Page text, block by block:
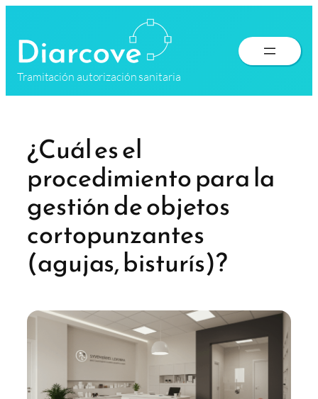
contenido
Tramitación autorización sanitaria
¿Cuál es el
procedimiento para la
gestión de objetos
cortopunzantes
(agujas, bisturís)?